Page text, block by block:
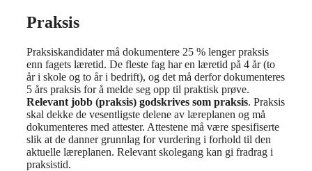
Praksis
Praksiskandidater må dokumentere 25 % lenger praksis
enn fagets læretid. De fleste fag har en læretid på 4 år (to
år i skole og to år i bedrift), og det må derfor dokumenteres
5 års praksis for å melde seg opp til praktisk prøve.
Relevant jobb (praksis) godskrives som praksis. Praksis
skal dekke de vesentligste delene av læreplanen og må
dokumenteres med attester. Attestene må være spesifiserte
slik at de danner grunnlag for vurdering i forhold til den
aktuelle læreplanen. Relevant skolegang kan gi fradrag i
praksistid.